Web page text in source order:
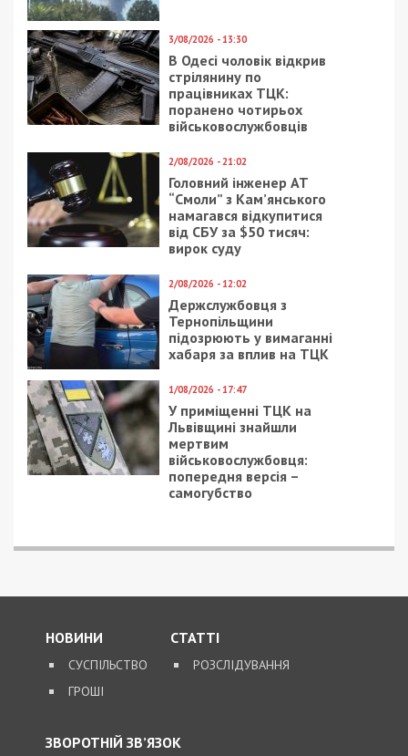
3/08/2026 - 13:30
В Одесі чоловік відкрив
стрілянину по
працівниках ТЦК:
поранено чотирьох
військовослужбовців
2/08/2026 - 21:02
Головний інженер АТ
“Смоли” з Кам’янського
намагався відкупитися
від СБУ за $50 тисяч:
вирок суду
2/08/2026 - 12:02
Держслужбовця з
Тернопільщини
підозрюють у вимаганні
хабаря за вплив на ТЦК
1/08/2026 - 17:47
У приміщенні ТЦК на
Львівщині знайшли
мертвим
військовослужбовця:
попередня версія –
самогубство
НОВИНИ
СУСПІЛЬСТВО
ГРОШІ
СТАТТІ
РОЗСЛІДУВАННЯ
ЗВОРОТНІЙ ЗВ’ЯЗОК